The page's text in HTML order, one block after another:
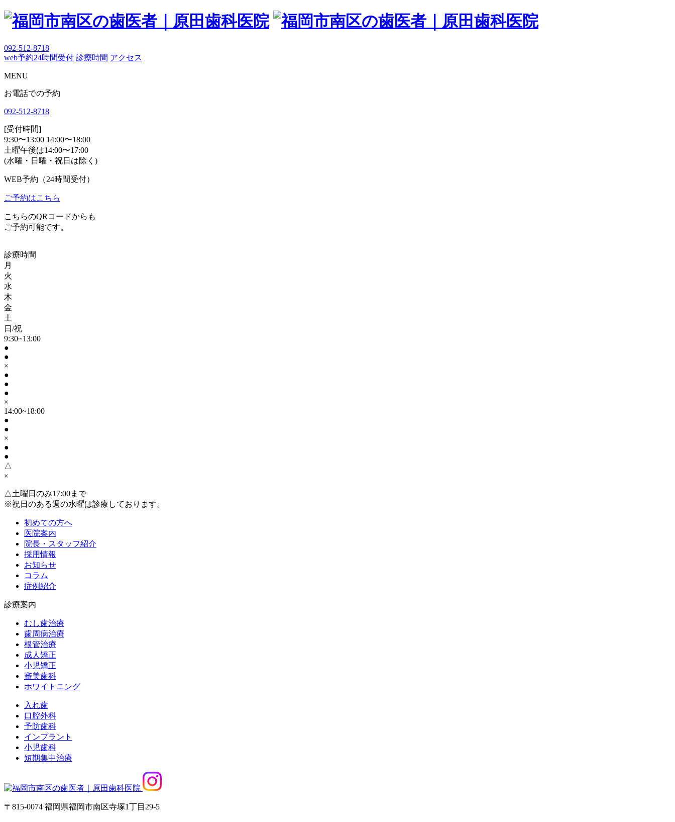
092-512-8718
web予約24時間受付 診療時間 アクセス
MENU
お電話での予約
092-512-8718
[受付時間]
9:30〜13:00 14:00〜18:00
土曜午後は14:00〜17:00
(水曜・日曜・祝日は除く)
WEB予約（24時間受付）
ご予約はこちら
こちらのQRコードからも
ご予約可能です。
診療時間
月
火
水
木
金
土
日/祝
9:30~13:00
●
●
×
●
●
●
×
14:00~18:00
●
●
×
●
●
△
×
△土曜日のみ17:00まで
※祝日のある週の水曜は診療しております。
初めての方へ
医院案内
院長・スタッフ紹介
採用情報
お知らせ
コラム
症例紹介
診療案内
むし歯治療
歯周病治療
根管治療
成人矯正
小児矯正
審美歯科
ホワイトニング
入れ歯
口腔外科
予防歯科
インプラント
小児歯科
短期集中治療
〒815-0074 福岡県福岡市南区寺塚1丁目29-5